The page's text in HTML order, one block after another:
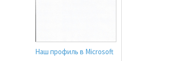
Наш профиль в Microsoft